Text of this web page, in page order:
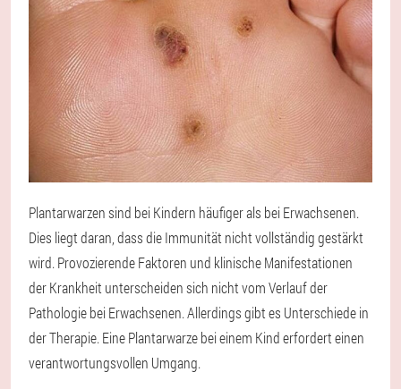
Plantarwarzen sind bei Kindern häufiger als bei Erwachsenen.
Dies liegt daran, dass die Immunität nicht vollständig gestärkt
wird. Provozierende Faktoren und klinische Manifestationen
der Krankheit unterscheiden sich nicht vom Verlauf der
Pathologie bei Erwachsenen. Allerdings gibt es Unterschiede in
der Therapie. Eine Plantarwarze bei einem Kind erfordert einen
verantwortungsvollen Umgang.